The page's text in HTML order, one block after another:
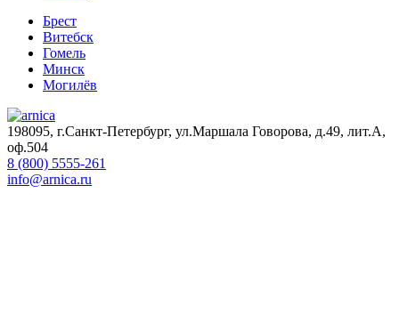
Брест
Витебск
Гомель
Минск
Могилёв
198095, г.Санкт-Петербург, ул.Маршала Говорова, д.49, лит.А,
оф.504
8 (800) 5555-261
info@arnica.ru